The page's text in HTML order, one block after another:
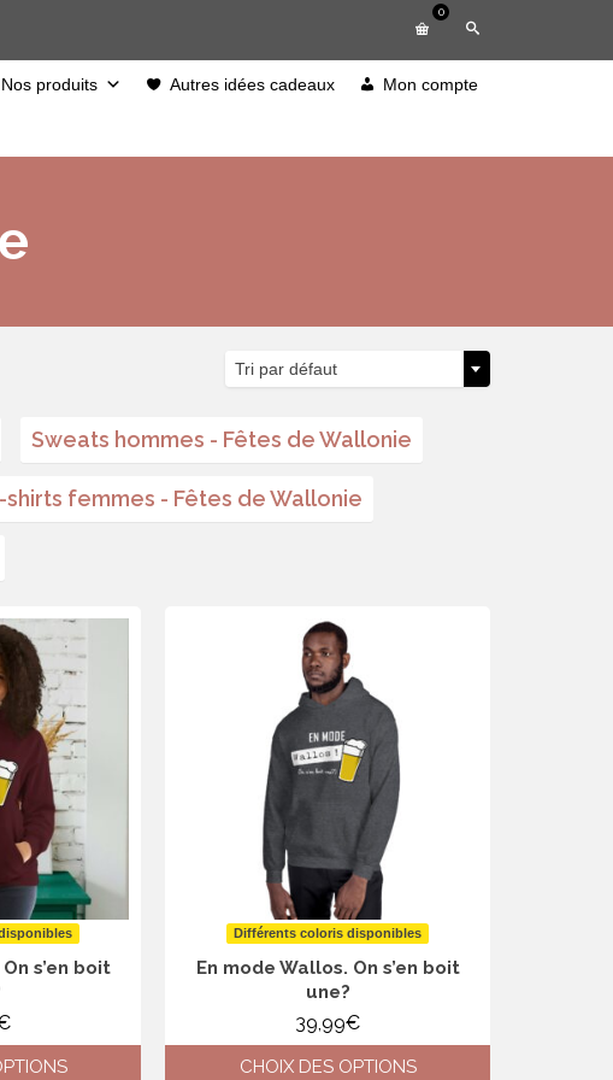
0
Nos produits Autres idées cadeaux Mon compte
Tri par défaut
Sweats hommes - Fêtes de Wallonie
shirts femmes - Fêtes de Wallonie
s’en boit
Différents coloris disponibles
En mode Wallos. On s’en boit
une?
39,99€
CHOIX DES OPTIONS